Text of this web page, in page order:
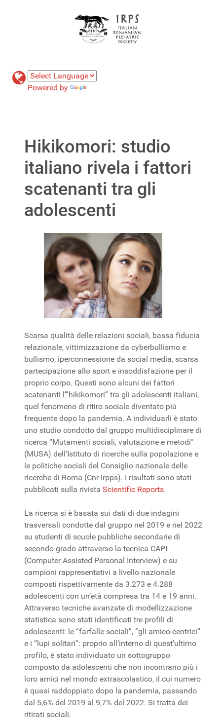
Powered by
Hikikomori: studio
italiano rivela i fattori
scatenanti tra gli
adolescenti
Scarsa qualità delle relazioni sociali, bassa fiducia
relazionale, vittimizzazione da cyberbullismo e
bullismo, iperconnessione da social media, scarsa
partecipazione allo sport e insoddisfazione per il
proprio corpo. Questi sono alcuni dei fattori
scatenanti l’”hikikomori” tra gli adolescenti italiani,
quel fenomeno di ritiro sociale diventato più
frequente dopo la pandemia. A individuarli è stato
uno studio condotto dal gruppo multidisciplinare di
ricerca “Mutamenti sociali, valutazione e metodi”
(MUSA) dell’Istituto di ricerche sulla popolazione e
le politiche sociali del Consiglio nazionale delle
ricerche di Roma (Cnr-Irpps). I risultati sono stati
pubblicati sulla rivista Scientific Reports.
La ricerca si è basata sui dati di due indagini
trasversali condotte dal gruppo nel 2019 e nel 2022
su studenti di scuole pubbliche secondarie di
secondo grado attraverso la tecnica CAPI
(Computer Assisted Personal Interview) e su
campioni rappresentativi a livello nazionale
composti rispettivamente da 3.273 e 4.288
adolescenti con un’età compresa tra 14 e 19 anni.
Attraverso tecniche avanzate di modellizzazione
statistica sono stati identificati tre profili di
adolescenti: le “farfalle sociali”, “gli amico-centrici”
e i “lupi solitari“: proprio all’interno di quest’ultimo
profilo, è stato individuato un sottogruppo
composto da adolescenti che non incontrano più i
loro amici nel mondo extrascolastico, il cui numero
è quasi raddoppiato dopo la pandemia, passando
dal 5,6% del 2019 al 9,7% del 2022. Si tratta dei
ritirati sociali.